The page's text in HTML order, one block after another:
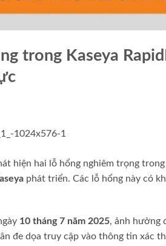
trong Kaseya
hiện hai lỗ hổng nghiêm trọng trong
phát triển. Các lỗ hổng này có
10 tháng 7 năm 2025, ảnh hưởng
đe dọa truy cập vào thông tin xác